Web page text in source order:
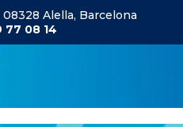
Alella, Barcelona
77 08 14